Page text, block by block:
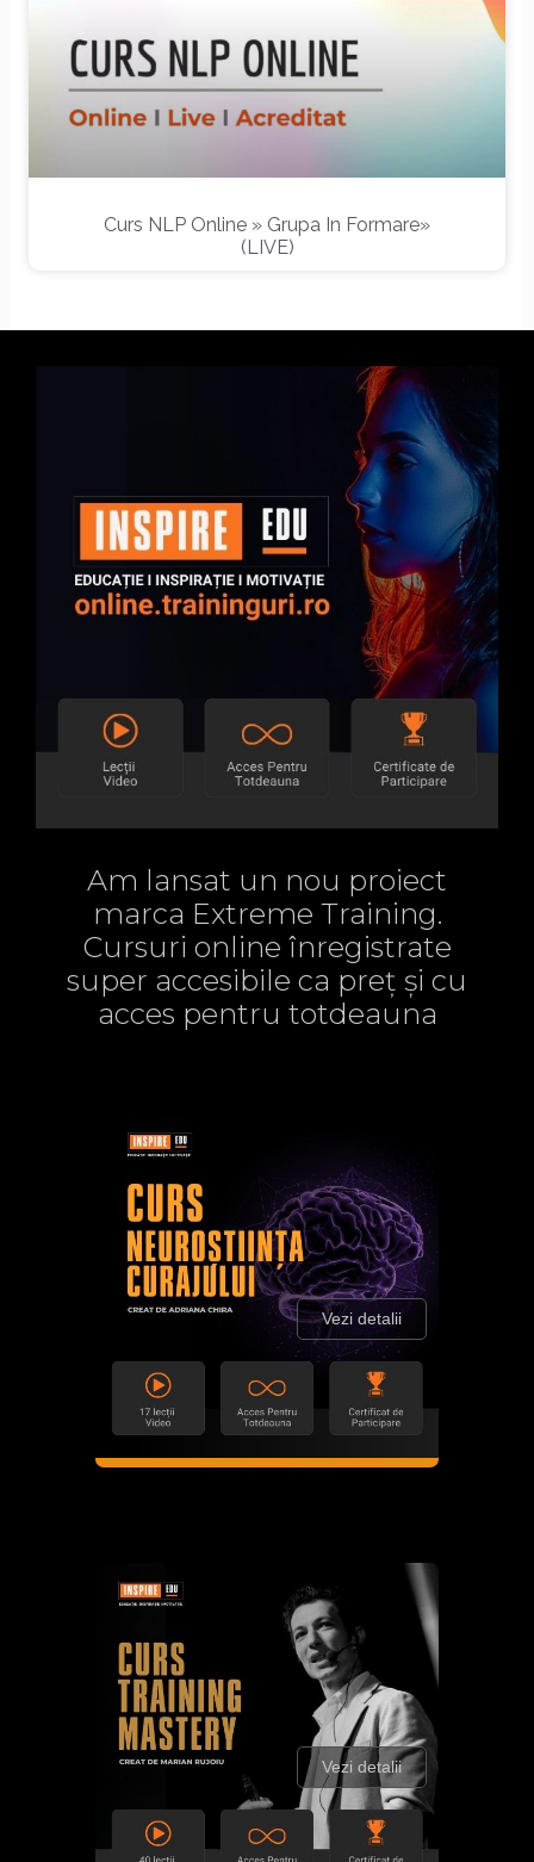
Curs NLP Online » Grupa In Formare»
(LIVE)
Am lansat un nou proiect
marca Extreme Training.
Cursuri online înregistrate
super accesibile ca preț și cu
acces pentru totdeauna
Vezi detalii
Vezi detalii